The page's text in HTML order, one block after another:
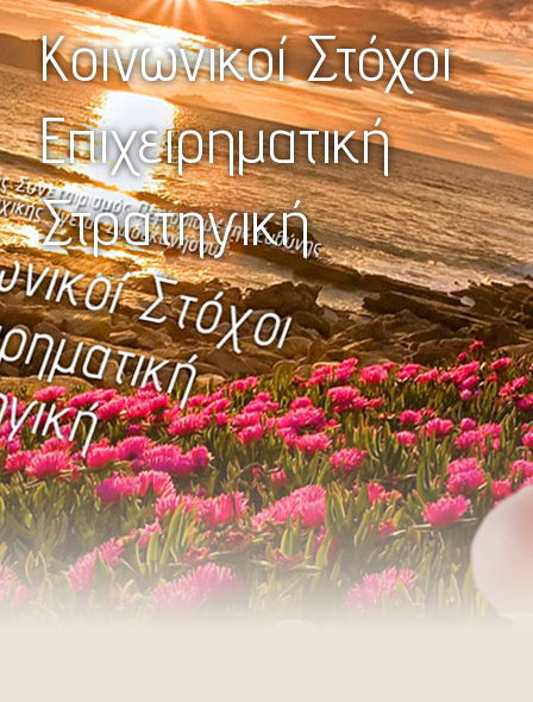
Κοινωνικοί Στόχοι
Επιχειρηματική
Στρατηγική